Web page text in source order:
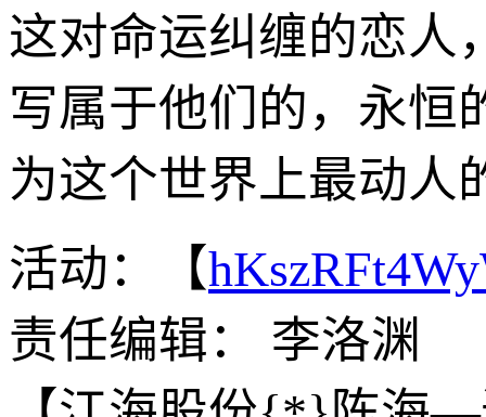
这对命运纠缠的恋人
写属于他们的，永恒
为这个世界上最动人
活动：【
责任编辑： 李洛渊